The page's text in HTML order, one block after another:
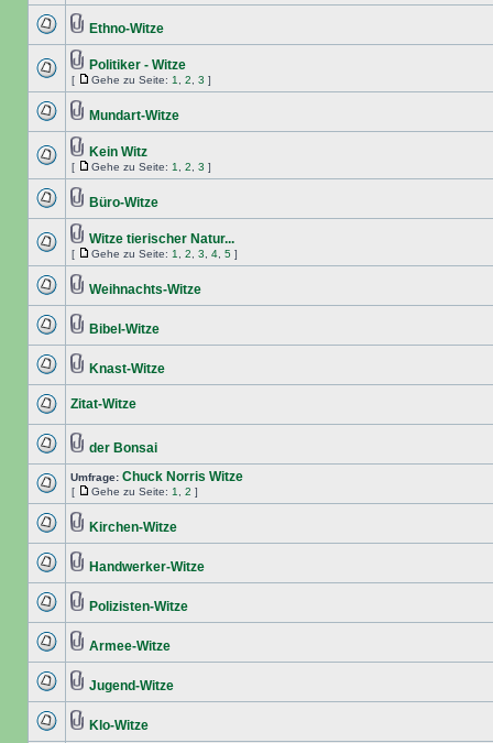
Ethno-Witze
Politiker - Witze
[ Gehe zu Seite: 1 2 3 ]
Mundart-Witze
Kein Witz
[ Gehe zu Seite: 1 2 3 ]
Büro-Witze
Witze tierischer Natur...
[ Gehe zu Seite: 1 2 3 4 5 ]
Weihnachts-Witze
Bibel-Witze
Knast-Witze
Zitat-Witze
der Bonsai
Umfrage: Chuck Norris Witze
[ Gehe zu Seite: 1 2 ]
Kirchen-Witze
Handwerker-Witze
Polizisten-Witze
Armee-Witze
Jugend-Witze
Klo-Witze